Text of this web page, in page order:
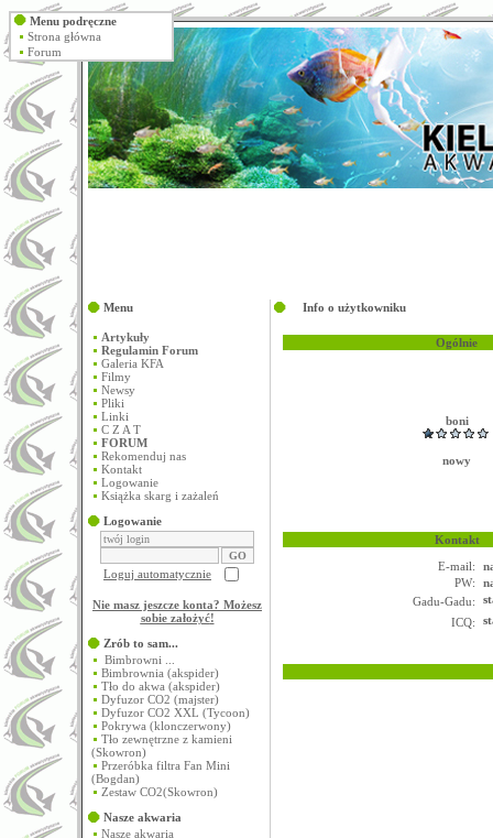
Menu
Artykuły
Regulamin Forum
Galeria KFA
Filmy
Newsy
Pliki
Linki
C Z A T
FORUM
Rekomenduj nas
Kontakt
Logowanie
Książka skarg i zażaleń
Logowanie
Loguj automatycznie
Nie masz jeszcze konta? Możesz
sobie założyć!
Zrób to sam...
Bimbrowni ...
Bimbrownia (akspider)
Tło do akwa (akspider)
Dyfuzor CO2 (majster)
Dyfuzor CO2 XXL (Tycoon)
Pokrywa (klonczerwony)
Tło zewnętrzne z kamieni
(Skowron)
Przeróbka filtra Fan Mini
(Bogdan)
Zestaw CO2(Skowron)
Nasze akwaria
Nasze akwaria
Info o użytkowniku
Ogólnie
boni
nowy
Kontakt
E-mail:
PW:
Gadu-Gadu:
ICQ:
Menu podręczne
Strona główna
Forum